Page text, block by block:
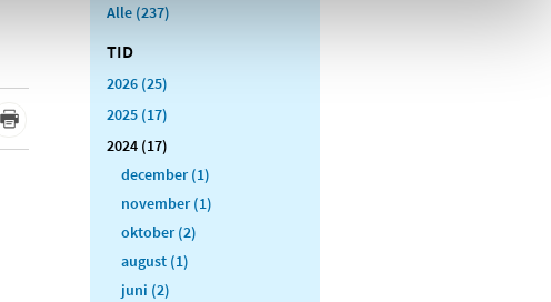
Alle (237)
TID
2026 (25)
2025 (17)
2024 (17)
december (1)
november (1)
oktober (2)
august (1)
juni (2)